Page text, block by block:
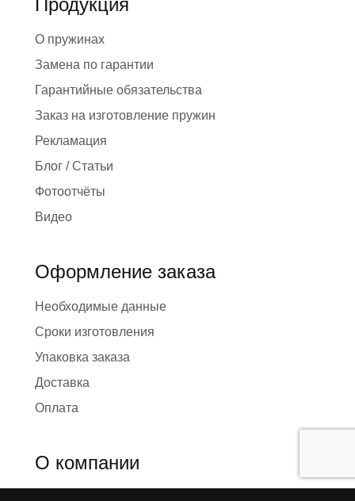
Продукция
О пружинах
Замена по гарантии
Гарантийные обязательства
Заказ на изготовление пружин
Рекламация
Блог / Статьи
Фотоотчёты
Видео
Оформление заказа
Необходимые данные
Сроки изготовления
Упаковка заказа
Доставка
Оплата
О компании